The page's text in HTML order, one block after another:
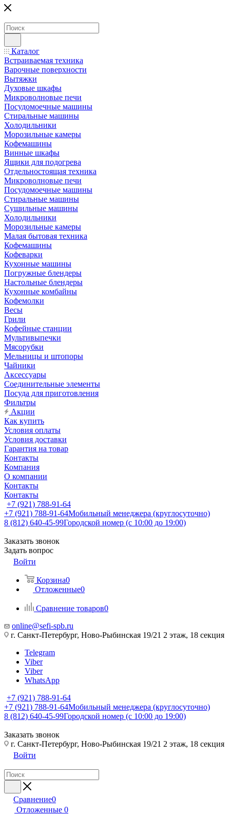
Каталог
Встраиваемая техника
Варочные поверхности
Вытяжки
Духовые шкафы
Микроволновые печи
Посудомоечные машины
Стиральные машины
Холодильники
Морозильные камеры
Кофемашины
Винные шкафы
Ящики для подогрева
Отдельностоящая техника
Микроволновые печи
Посудомоечные машины
Стиральные машины
Сушильные машины
Холодильники
Морозильные камеры
Малая бытовая техника
Кофемашины
Кофеварки
Кухонные машины
Погружные блендеры
Настольные блендеры
Кухонные комбайны
Кофемолки
Весы
Грили
Кофейные станции
Мультивыпечки
Мясорубки
Мельницы и штопоры
Чайники
Аксессуары
Соединительные элементы
Посуда для приготовления
Фильтры
Акции
Как купить
Условия оплаты
Условия доставки
Гарантия на товар
Контакты
Компания
О компании
Контакты
Контакты
+7 (921) 788-91-64
+7 (921) 788-91-64Мобильный менеджера (круглосуточно)
8 (812) 640-45-99Городской номер (с 10:00 до 19:00)
Заказать звонок
Задать вопрос
Войти
Корзина0
Отложенные0
Сравнение товаров0
online@sefi-spb.ru
г. Санкт-Петербург, Ново-Рыбинская 19/21 2 этаж, 18 секция
Telegram
Viber
Viber
WhatsApp
+7 (921) 788-91-64
+7 (921) 788-91-64Мобильный менеджера (круглосуточно)
8 (812) 640-45-99Городской номер (с 10:00 до 19:00)
Заказать звонок
г. Санкт-Петербург, Ново-Рыбинская 19/21 2 этаж, 18 секция
Войти
Сравнение0
Отложенные 0